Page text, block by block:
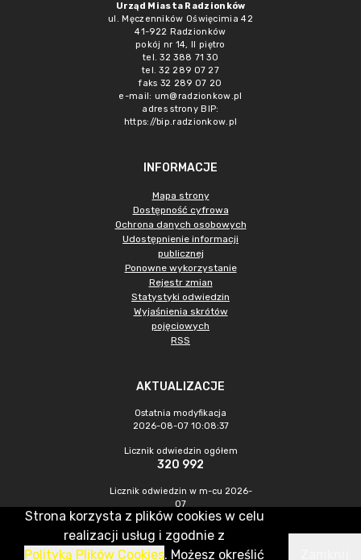
Urząd Miasta Radzionków
ul. Męczenników Oświęcimia 42
41-922 Radzionków
pokój nr 14, II piętro
tel. 32 388 71 30
tel. 32 289 07 27
faks 32 289 07 20
e-mail: um@radzionkow.pl
adres strony BIP:
https://bip.radzionkow.pl
INFORMACJE
Mapa strony
Dostępność cyfrowa
Ochrona danych osobowych
Udostępnienie informacji
publicznej
Ponowne wykorzystanie
Rejestr zmian
Statystyki odwiedzin
Wyjaśnienia skrótów
pojęciowych
RSS
AKTUALIZACJE
Ostatnia modyfikacja
2026-08-07 10:08:37
Licznik odwiedzin ogółem
320 992
Licznik odwiedzin w m-cu 2026-
07
1 051
CMS & Hosting: Nefeni Sp. z o.o.
Strona korzysta z plików cookies w celu
realizacji usług i zgodnie z
Polityką Plików Cookies. Możesz określić